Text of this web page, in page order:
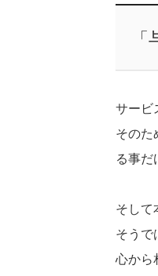
サービ
そのた
る事だ
そして
そうで
心から